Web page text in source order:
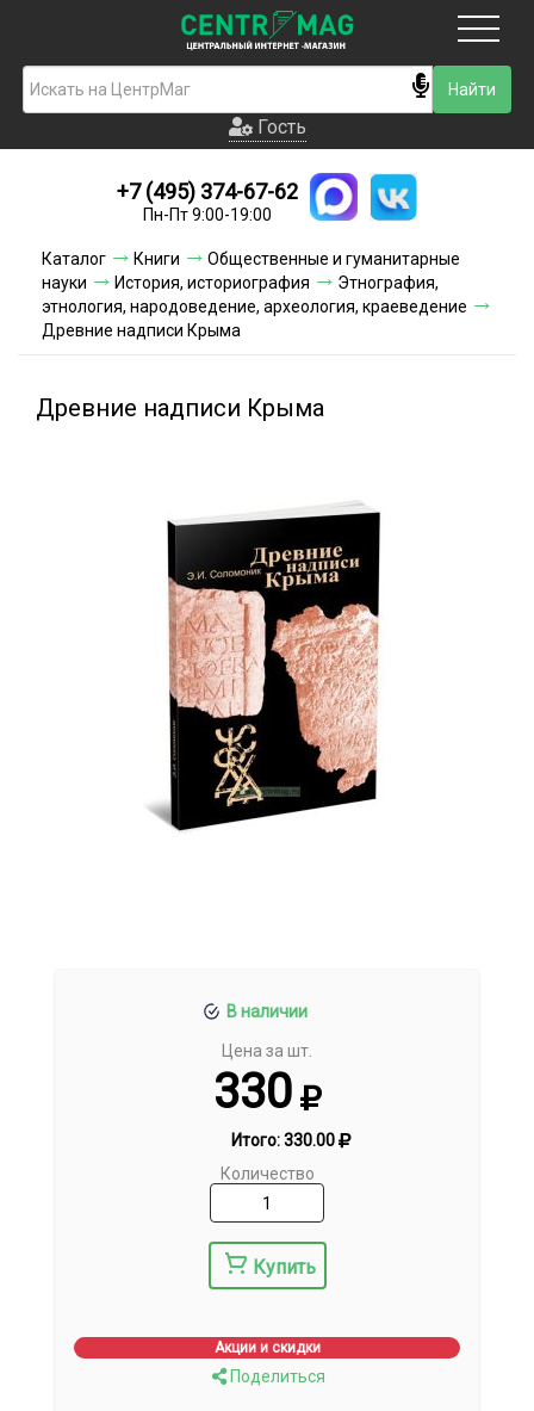
Гость
Новинки
Условия доставки
Условия оплаты
Акции и скидки
Гость
+7 (495) 374-67-62
Пн-Пт 9:00-19:00
Каталог Книги
Общественные и гуманитарные
науки
История, историография
Этнография,
этнология, народоведение, археология, краеведение
Древние надписи Крыма
Древние надписи Крыма
В наличии
Цена за шт.
330
Итого:330.00
Количество
Купить
Акции и скидки
Поделиться